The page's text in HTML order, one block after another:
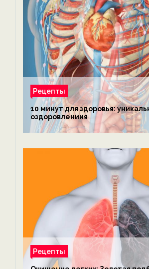
Рецепты
10 минут для здоровья:
оздоровлениия
Рецепты